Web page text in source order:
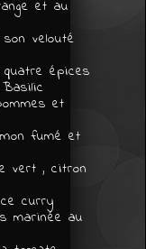
et au
velouté
épices
et
fumé et
vert , citron
curry
marinée au